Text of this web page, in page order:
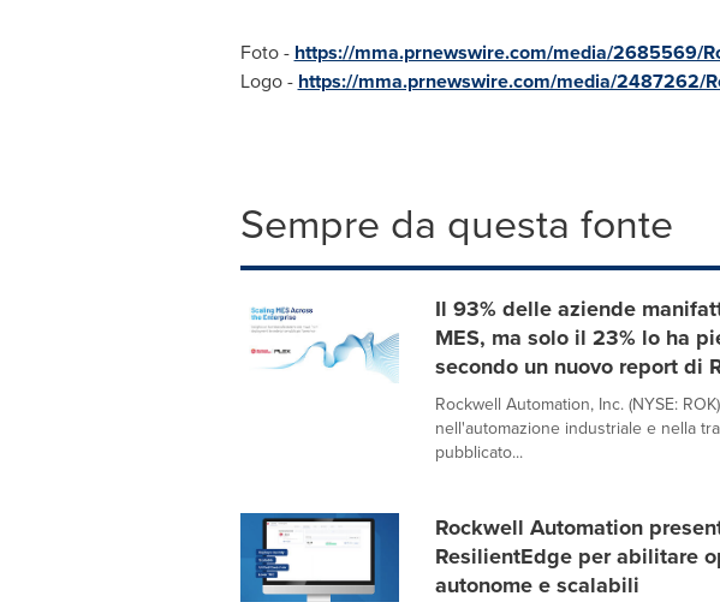
Foto - https://mma.prnewswire.com/media/2685569/
Logo - https://mma.prnewswire.com/media/2487262/
Sempre da questa fonte
Il 93% delle aziende
MES, ma solo il 23% lo ha
secondo un nuovo report di
Rockwell Automation, Inc. (NYSE:
nell'automazione industriale e nella
pubblicato...
Rockwell Automation
ResilientEdge per abilitare
autonome e scalabili